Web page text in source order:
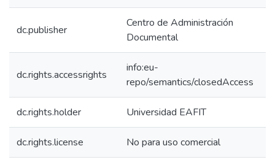
dc.publisher
Centro de Administración
Documental
dc.rights.accessrights
info:eu-
repo/semantics/closedAccess
dc.rights.holder Universidad EAFIT
dc.rights.license No para uso comercial